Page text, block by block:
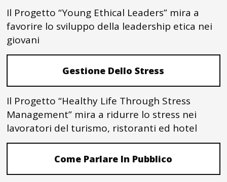
Il Progetto “Young Ethical Leaders” mira a
favorire lo sviluppo della leadership etica nei
giovani
Gestione Dello Stress
Il Progetto “Healthy Life Through Stress
Management” mira a ridurre lo stress nei
lavoratori del turismo, ristoranti ed hotel
Come Parlare In Pubblico